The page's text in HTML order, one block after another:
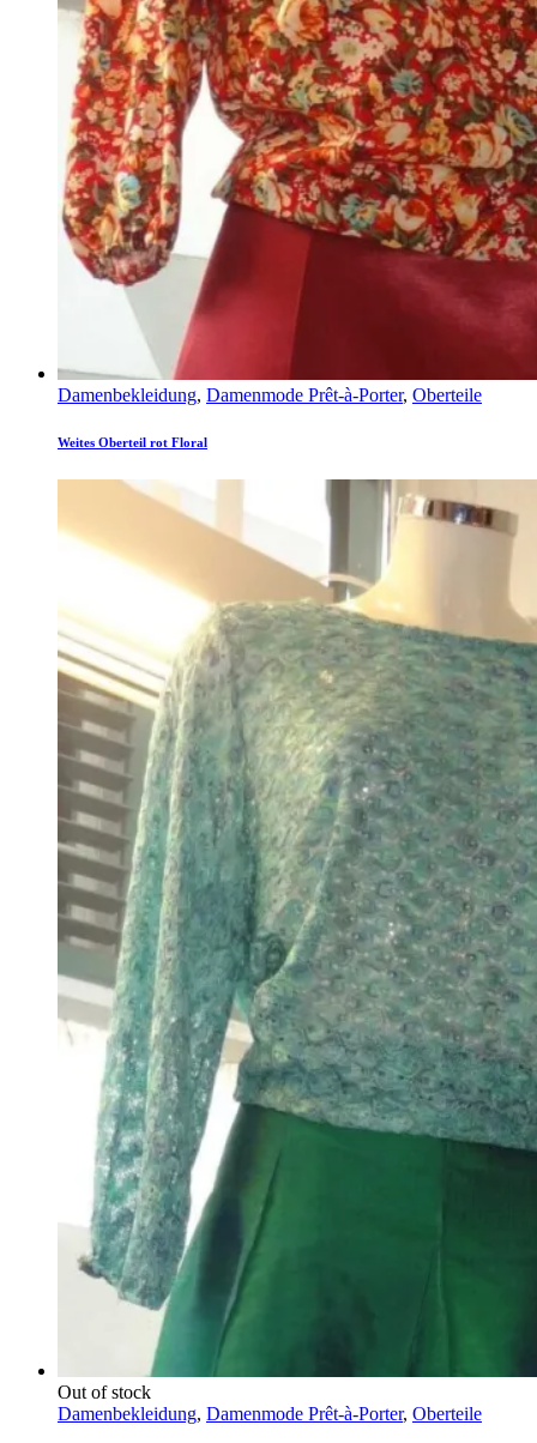
Damenbekleidung, Damenmode Prêt-à-Porter, Oberteile
Weites Oberteil rot Floral
Out of stock
Damenbekleidung, Damenmode Prêt-à-Porter, Oberteile